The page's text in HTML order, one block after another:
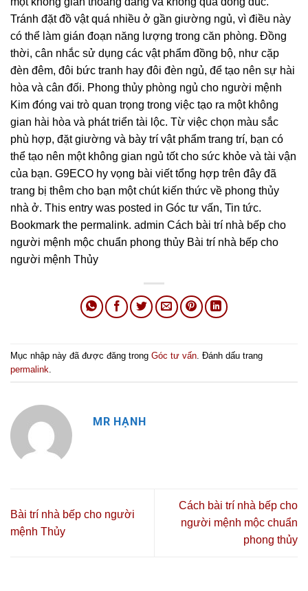
Tránh đặt đồ vật quá nhiều ở gần giường ngủ, vì điều này
có thể làm gián đoạn năng lượng trong căn phòng. Đồng
thời, cân nhắc sử dụng các vật phẩm đồng bộ, như cặp
đèn đêm, đôi bức tranh hay đôi đèn ngủ, để tạo nên sự hài
hòa và cân đối. Phong thủy phòng ngủ cho người mệnh
Kim đóng vai trò quan trọng trong việc tạo ra một không
gian hài hòa và phát triển tài lộc. Từ việc chọn màu sắc
phù hợp, đặt giường và bày trí vật phẩm trang trí, bạn có
thể tạo nên một không gian ngủ tốt cho sức khỏe và tài vận
của bạn. G9ECO hy vọng bài viết tổng hợp trên đây đã
trang bị thêm cho bạn một chút kiến thức về phong thủy
nhà ở. This entry was posted in Góc tư vấn, Tin tức.
Bookmark the permalink. admin Cách bài trí nhà bếp cho
người mệnh mộc chuẩn phong thủy Bài trí nhà bếp cho
người mệnh Thủy
Mục nhập này đã được đăng trong Góc tư vấn . Đánh dấu trang
permalink
MR HẠNH
Bài trí nhà bếp cho người
mệnh Thủy
Cách bài trí nhà bếp cho
người mệnh mộc chuẩn
phong thủy